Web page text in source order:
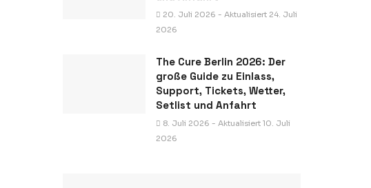
20. Juli 2026 - Aktualisiert 24. Juli
2026
The Cure Berlin 2026: Der
große Guide zu Einlass,
Support, Tickets, Wetter,
Setlist und Anfahrt
8. Juli 2026 - Aktualisiert 10. Juli
2026